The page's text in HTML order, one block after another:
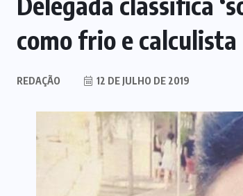
como frio e calculista
REDAÇÃO 12 DE JULHO DE 2019